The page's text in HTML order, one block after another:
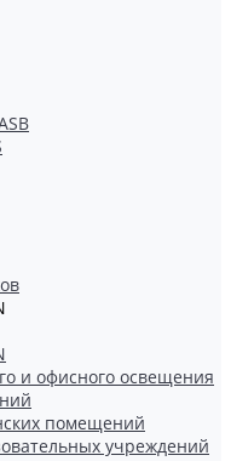
и офисного освещения
помещений
учреждений